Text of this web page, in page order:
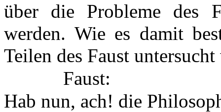
über die Probleme des
werden. Wie es damit
Teilen des Faust
Faust:
Hab nun, ach! die